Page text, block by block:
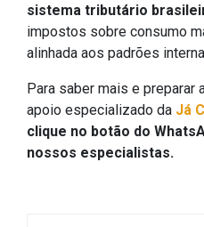
sistema tributário
impostos sobre consumo
alinhada aos padrões
Para saber mais e preparar
apoio especializado da Já
clique no botão do
nossos especialistas.